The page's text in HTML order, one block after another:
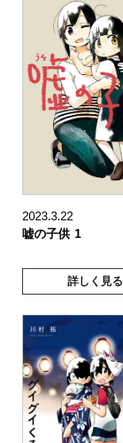
2023.3.22
嘘の子供 1
詳しく見る